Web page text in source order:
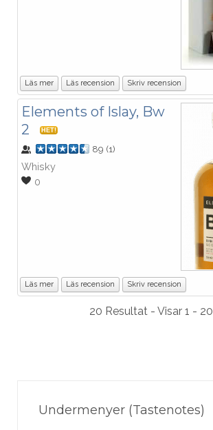
Läs mer Läs recension Skriv recension
Elements of Islay, Bw
2
HET!
89 (1)
Whisky
0
Läs mer Läs recension Skriv recension
20 Resultat - Visar 1 - 20
Undermenyer (Tastenotes)